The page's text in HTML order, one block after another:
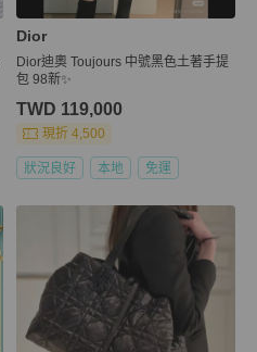
Dior
Dior迪奧 Toujours 中號黑色土著手提
包 98新✨️
TWD 119,000
現折 4,500
狀況良好 本地 免運